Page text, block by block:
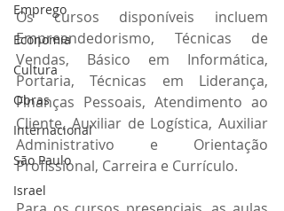
Emprego
Economia
Cultura
Obras
Internacional
São Paulo
Israel
Os cursos disponíveis incluem
Empreendedorismo, Técnicas de
Vendas, Básico em Informática,
Portaria, Técnicas em Liderança,
Finanças Pessoais, Atendimento ao
Cliente, Auxiliar de Logística, Auxiliar
Administrativo e Orientação
Profissional, Carreira e Currículo.